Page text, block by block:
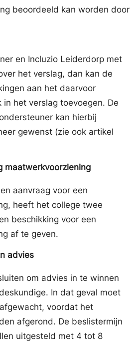
beoordeeld kan worden door
en Incluzio Leiderdorp met
het verslag, dan kan de
aan het daarvoor
het verslag toevoegen. De
kan hierbij
gewenst (zie ook artikel
maatwerkvoorziening
aanvraag voor een
heeft het college twee
beschikking voor een
af te geven.
advies
om advies in te winnen
In dat geval moet
voordat het
afgerond. De beslistermijn
uitgesteld met 4 tot 8